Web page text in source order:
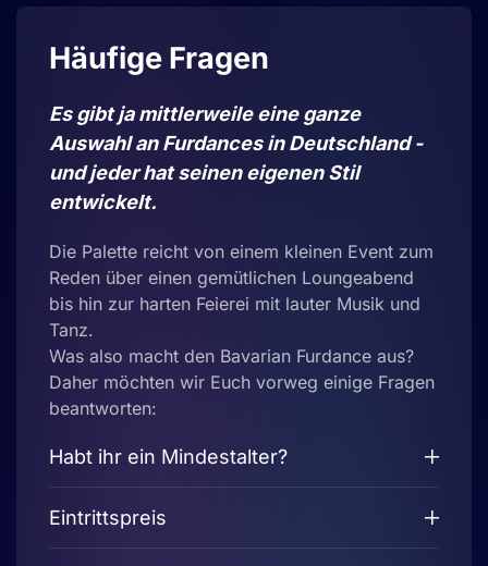
Häufige Fragen
Es gibt ja mittlerweile eine ganze
Auswahl an Furdances in Deutschland -
und jeder hat seinen eigenen Stil
entwickelt.
Die Palette reicht von einem kleinen Event zum
Reden über einen gemütlichen Loungeabend
bis hin zur harten Feierei mit lauter Musik und
Tanz.
Was also macht den Bavarian Furdance aus?
Daher möchten wir Euch vorweg einige Fragen
beantworten:
Habt ihr ein Mindestalter?
Eintrittspreis